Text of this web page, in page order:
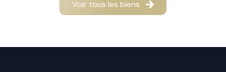
Voir tous les biens